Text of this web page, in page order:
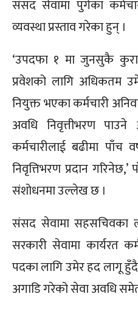
संसद सेवामा पुगेका
व्यवस्था प्रस्ताव गरेका हुन् ।
‘उपदफा १ मा जुनसुकै
प्रवेशको लागि अधिकतम
नियुक्त भएका कर्मचारी
अवधि निवृत्तीभरण
कर्मचारीलाई बढीमा पाँच
निवृत्तिभरण प्रदान गरिनेछ,’
संशोधनमा उल्लेख छ ।
संसद सेवामा सहसचिवका
सरकारी सेवामा कार्यरत
पदका लागि उमेर हद लागू
अगाडि गरेको सेवा अवधि